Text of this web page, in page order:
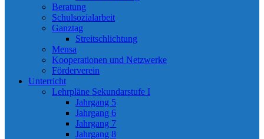
Beratung
Schulsozialarbeit
Ganztag
Streitschlichtung
Mensa
Kooperationen und Netzwerke
Förderverein
Unterricht
Lehrpläne Sekundarstufe I
Jahrgang 5
Jahrgang 6
Jahrgang 7
Jahrgang 8